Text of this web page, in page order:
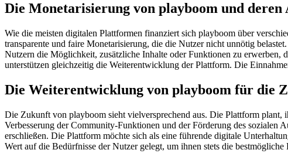
Die Monetarisierung von playboom und deren
Wie die meisten digitalen Plattformen finanziert sich playboom über
transparente und faire Monetarisierung, die die Nutzer nicht unnötig
Nutzern die Möglichkeit, zusätzliche Inhalte oder Funktionen zu erwerben,
unterstützen gleichzeitig die Weiterentwicklung der Plattform. Die
Die Weiterentwicklung von playboom für die
Die Zukunft von playboom sieht vielversprechend aus. Die Plattform
Verbesserung der Community-Funktionen und der Förderung des sozialen
erschließen. Die Plattform möchte sich als eine führende digitale
Wert auf die Bedürfnisse der Nutzer gelegt, um ihnen stets die bestmögliche